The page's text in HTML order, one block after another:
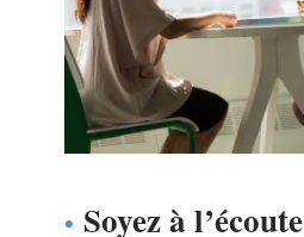
Soyez à l’écoute